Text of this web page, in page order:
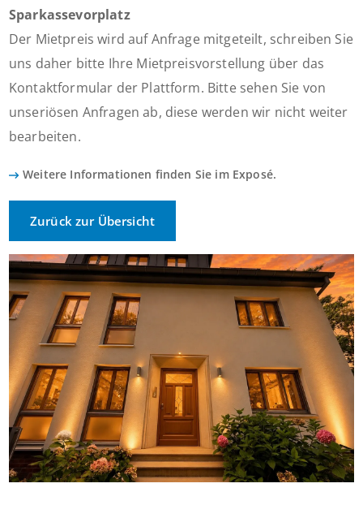
Sparkassevorplatz
Der Mietpreis wird auf Anfrage mitgeteilt, schreiben Sie
uns daher bitte Ihre Mietpreisvorstellung über das
Kontaktformular der Plattform. Bitte sehen Sie von
unseriösen Anfragen ab, diese werden wir nicht weiter
bearbeiten.
Weitere Informationen finden Sie im Exposé.
Zurück zur Übersicht